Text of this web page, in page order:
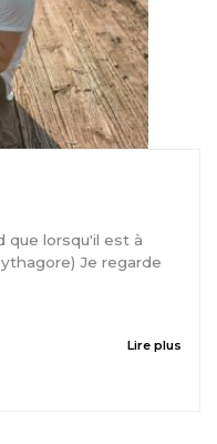
que lorsqu'il est à
Je regarde
Lire plus